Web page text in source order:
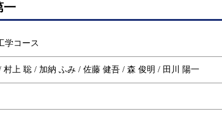
一
学コース
村上 聡 / 加納 ふみ / 佐藤 健吾 / 森 俊明 / 田川 陽一